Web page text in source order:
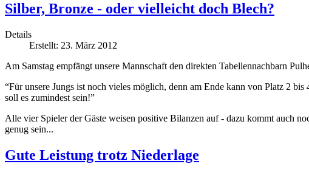
Silber, Bronze - oder vielleicht doch Blech?
Details
Erstellt: 23. März 2012
Am Samstag empfängt unsere Mannschaft den direkten Tabellennachbarn
“Für unsere Jungs ist noch vieles möglich, denn am Ende kann von Platz 2
soll es zumindest sein!”
Alle vier Spieler der Gäste weisen positive Bilanzen auf - dazu kommt auch
genug sein...
Gute Leistung trotz Niederlage